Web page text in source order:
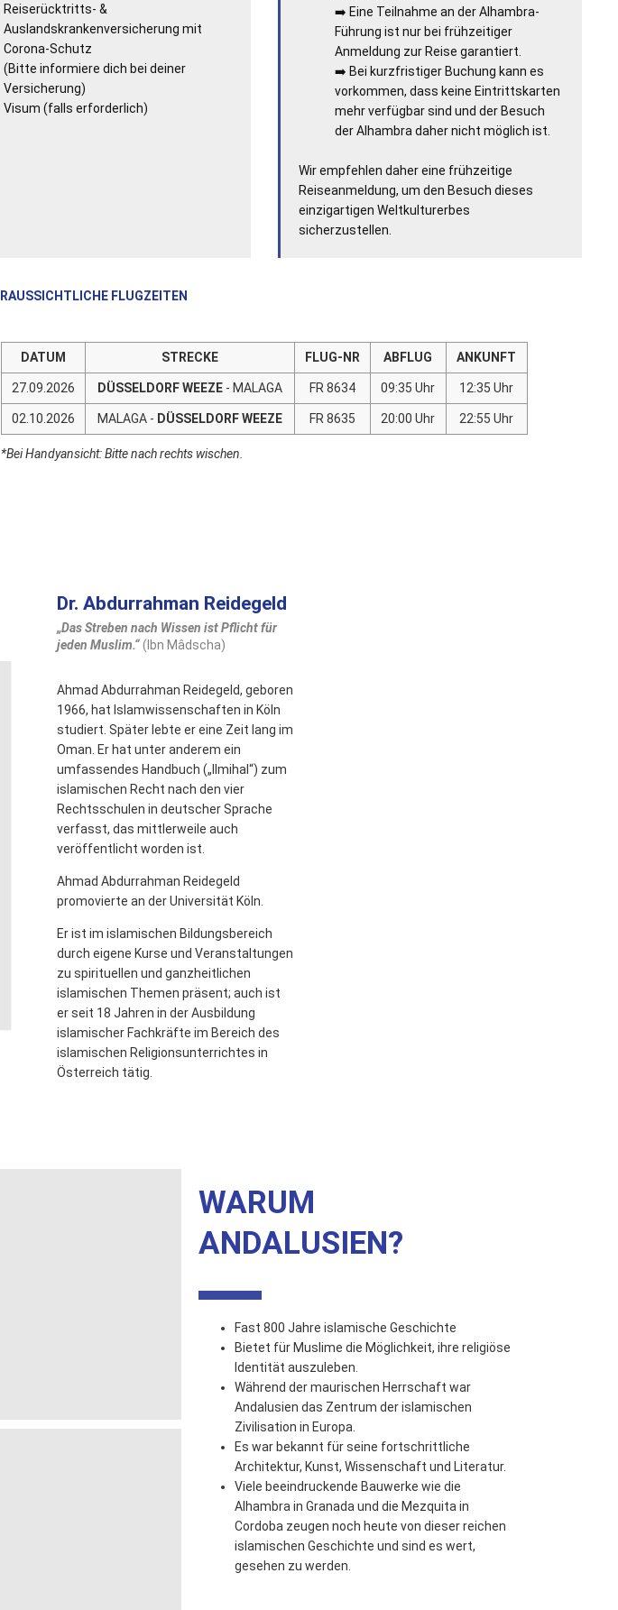
Reiserücktritts- &
Auslandskrankenversicherung mit
Corona-Schutz
(Bitte informiere dich bei deiner
Versicherung)
Visum (falls erforderlich)
➡️ Eine Teilnahme an der Alhambra-
Führung ist nur bei frühzeitiger
Anmeldung zur Reise garantiert.
➡️ Bei kurzfristiger Buchung kann es
vorkommen, dass keine Eintrittskarten
mehr verfügbar sind und der Besuch
der Alhambra daher nicht möglich ist.
Wir empfehlen daher eine frühzeitige
Reiseanmeldung, um den Besuch dieses
einzigartigen Weltkulturerbes
sicherzustellen.
FLUGZEITEN
DATUM STRECKE FLUG-NR ABFLUG ANKUNFT
27.09.2026 DÜSSELDORF WEEZE - MALAGA FR 8634 09:35 Uhr 12:35 Uhr
02.10.2026 MALAGA - DÜSSELDORF WEEZE FR 8635 20:00 Uhr 22:55 Uhr
*Bei Handyansicht: Bitte nach rechts wischen.
Dr. Abdurrahman Reidegeld
„Das Streben nach Wissen ist Pflicht für
jeden Muslim.“(Ibn Mâdscha)
Ahmad Abdurrahman Reidegeld, geboren
1966, hat Islamwissenschaften in Köln
studiert. Später lebte er eine Zeit lang im
Oman. Er hat unter anderem ein
umfassendes Handbuch („Ilmihal“) zum
islamischen Recht nach den vier
Rechtsschulen in deutscher Sprache
verfasst, das mittlerweile auch
veröffentlicht worden ist.
Ahmad Abdurrahman Reidegeld
promovierte an der Universität Köln.
Er ist im islamischen Bildungsbereich
durch eigene Kurse und Veranstaltungen
zu spirituellen und ganzheitlichen
islamischen Themen präsent; auch ist
er seit 18 Jahren in der Ausbildung
islamischer Fachkräfte im Bereich des
islamischen Religionsunterrichtes in
Österreich tätig.
WARUM
ANDALUSIEN?
Fast 800 Jahre islamische Geschichte
Bietet für Muslime die Möglichkeit, ihre religiöse
Identität auszuleben.
Während der maurischen Herrschaft war
Andalusien das Zentrum der islamischen
Zivilisation in Europa.
Es war bekannt für seine fortschrittliche
Architektur, Kunst, Wissenschaft und Literatur.
Viele beeindruckende Bauwerke wie die
Alhambra in Granada und die Mezquita in
Cordoba zeugen noch heute von dieser reichen
islamischen Geschichte und sind es wert,
gesehen zu werden.